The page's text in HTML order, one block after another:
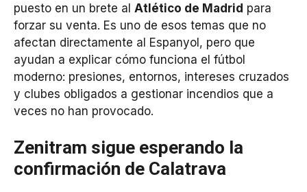
puesto en un brete al Atlético de Madrid para
forzar su venta. Es uno de esos temas que no
afectan directamente al Espanyol, pero que
ayudan a explicar cómo funciona el fútbol
moderno: presiones, entornos, intereses cruzados
y clubes obligados a gestionar incendios que a
veces no han provocado.
Zenitram sigue esperando la
confirmación de Calatrava